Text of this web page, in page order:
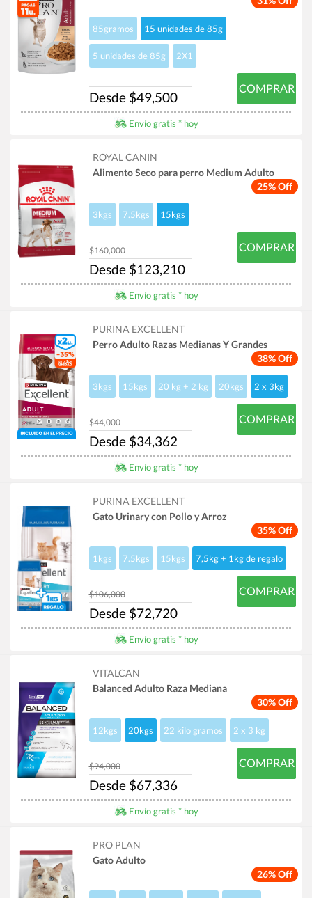
85gramos 15 unidades de 85g
5 unidades de 85g 2X1
Desde $49,500
COMPRAR
Envío gratis * hoy
25% Off
ROYAL CANIN
Alimento Seco para perro Medium Adulto
3kgs 7.5kgs 15kgs
$160,000
Desde $123,210
COMPRAR
Envío gratis * hoy
38% Off
PURINA EXCELLENT
Perro Adulto Razas Medianas Y Grandes
3kgs 15kgs 20 kg + 2 kg 20kgs 2 x 3kg
$44,000
Desde $34,362
COMPRAR
Envío gratis * hoy
35% Off
PURINA EXCELLENT
Gato Urinary con Pollo y Arroz
1kgs 7.5kgs 15kgs 7,5kg + 1kg de regalo
$106,000
Desde $72,720
COMPRAR
Envío gratis * hoy
30% Off
VITALCAN
Balanced Adulto Raza Mediana
12kgs 20kgs 22 kilo gramos 2 x 3 kg
$94,000
Desde $67,336
COMPRAR
Envío gratis * hoy
26% Off
PRO PLAN
Gato Adulto